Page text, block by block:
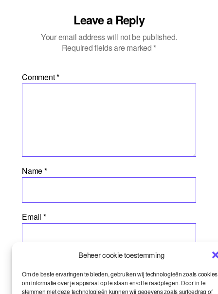
Beheer cookie toestemming
Om de beste ervaringen te bieden, gebruiken wij technologieën zoals cookies
om informatie over je apparaat op te slaan en/of te raadplegen. Door in te
stemmen met deze technologieën kunnen wij gegevens zoals surfgedrag of
Leave a Reply
Your email address will not be published.
Required fields are marked *
Comment*
Name*
Email *